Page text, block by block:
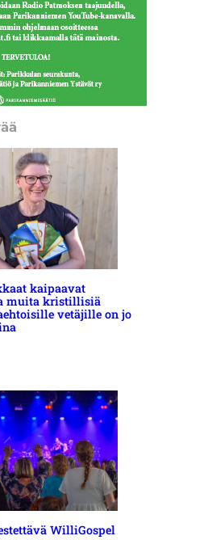
kaipaavat
muita kristillisiä
vetäjille on jo
WilliGospel